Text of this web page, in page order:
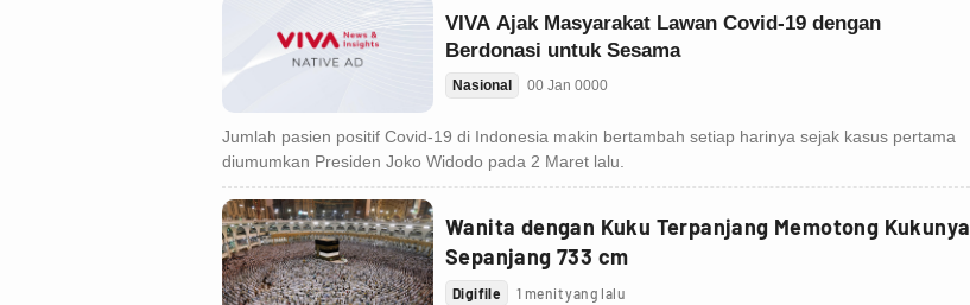
Wanita dengan Kuku Terpanjang Memotong Kukunya
Sepanjang 733 cm
Digifile 1 menit yang lalu